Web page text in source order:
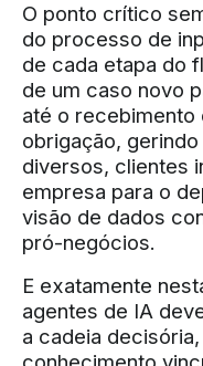
O ponto crítico
do processo de
de cada etapa do
de um caso novo
até o recebimento
obrigação,
diversos, clientes
empresa para o
visão de dados
pró-negócios.
E exatamente
agentes de IA
a cadeia